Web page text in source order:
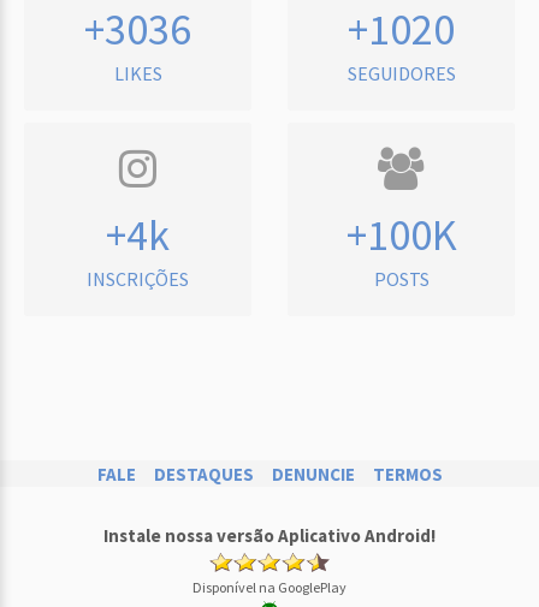
+3036
LIKES
+1020
SEGUIDORES
+4k
INSCRIÇÕES
+100K
POSTS
FALE DESTAQUES DENUNCIE TERMOS
Instale nossa versão Aplicativo Android!
Disponível na GooglePlay